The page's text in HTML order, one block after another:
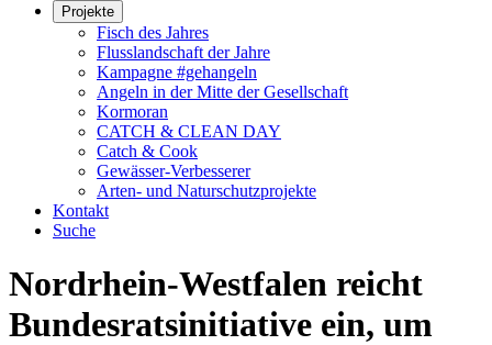
Projekte
Fisch des Jahres
Flusslandschaft der Jahre
Kampagne #gehangeln
Angeln in der Mitte der Gesellschaft
Kormoran
CATCH & CLEAN DAY
Catch & Cook
Gewässer-Verbesserer
Arten- und Naturschutzprojekte
Kontakt
Suche
Nordrhein-Westfalen reicht
Bundesratsinitiative ein, um